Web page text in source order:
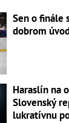
Sen o finále
dobrom
Haraslín na
Slovenský
lukratívnu